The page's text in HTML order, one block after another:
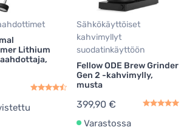
Lithium
Sähkökäyttöiset
kahvimyllyt
suodatinkäyttöön
Fellow ODE Brew Grinder
Gen 2 -kahvimylly,
musta
399,90 €
Varastossa